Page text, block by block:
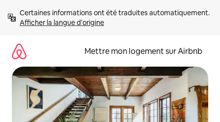
directement
Afficher la langue d'origine
Mettre mon logement sur Airbnb